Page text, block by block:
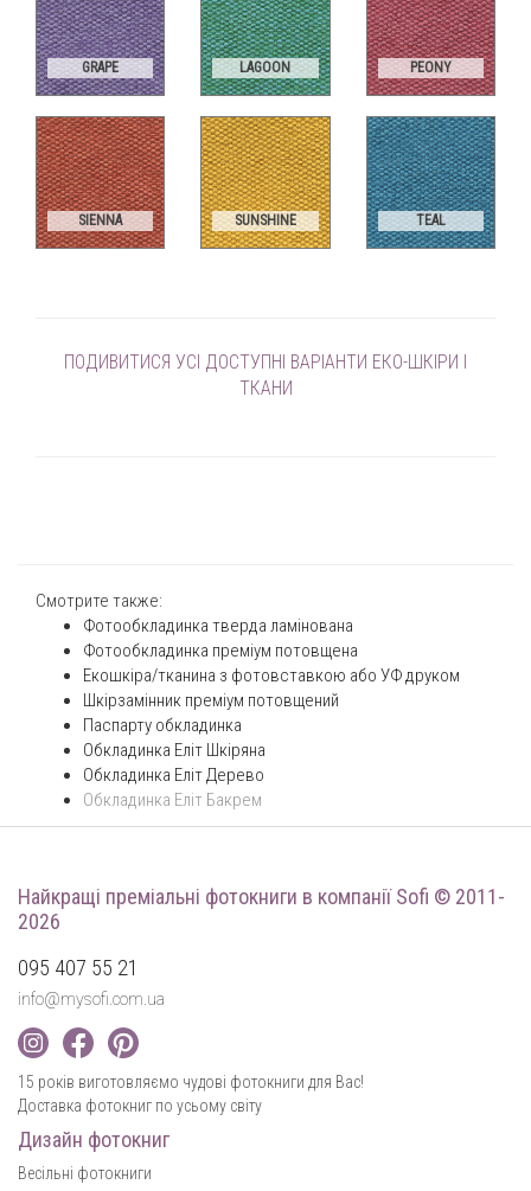
GRAPE LAGOON PEONY
SIENNA SUNSHINE TEAL
ПОДИВИТИСЯ УСІ ДОСТУПНІ ВАРІАНТИ ЕКО-ШКІРИ І
ТКАНИ
Смотрите также:
Фотообкладинка тверда ламінована
Фотообкладинка преміум потовщена
Екошкіра/тканина з фотовставкою або УФ друком
Шкірзамінник преміум потовщений
Паспарту обкладинка
Обкладинка Еліт Шкіряна
Обкладинка Еліт Дерево
Обкладинка Еліт Бакрем
Найкращі преміальні фотокниги в компанії Sofi © 2011-
2026
095 407 55 21
info@mysofi.com.ua
15 років виготовляємо чудові фотокниги для Вас!
Доставка фотокниг по усьому світу
Дизайн фотокниг
Весільні фотокниги